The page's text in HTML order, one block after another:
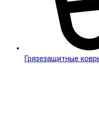
Грязезащитные